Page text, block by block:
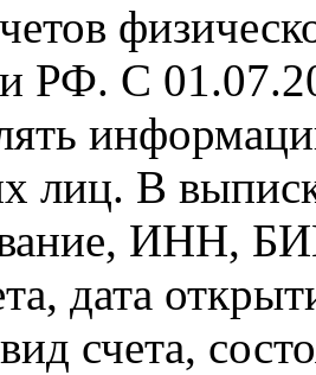
РФ. С
лиц. В
ИНН,
дата
счета,